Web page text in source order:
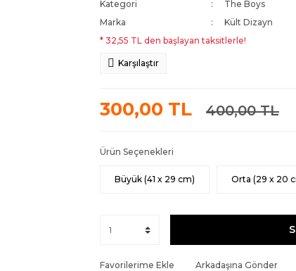
Kategori
The Boys
Marka
Kült Dizayn
* 32,55 TL den başlayan taksitlerle!
Karşılaştır
300,00 TL 400,00 TL
Ürün Seçenekleri
Büyük (41 x 29 cm) Orta (29 x 20
Favorilerime Ekle Arkadaşına Gönder